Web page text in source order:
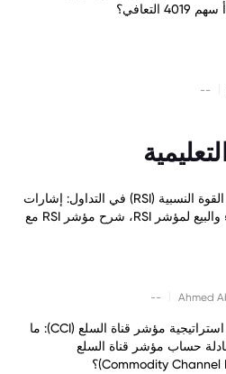
التعافي؟
--
مؤشر القوة النسبية (RSI) في التداول: إشارات
الشراء والبيع لمؤشر RSI، شرح مؤشر RSI مع
Ahmed
--
ما هي استراتيجية مؤشر قناة السلع (CCI): ما
حساب مؤشر قناة السلع